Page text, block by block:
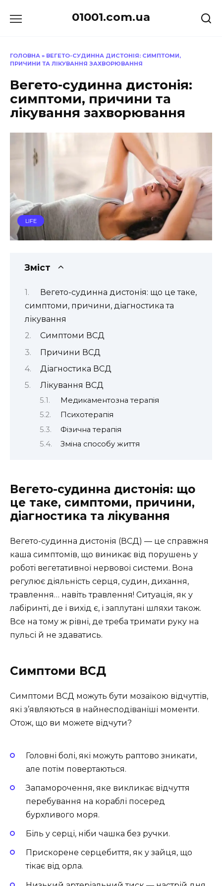
до
01001.com.ua
ГОЛОВНА » ВЕГЕТО-СУДИННА ДИСТОНІЯ: СИМПТОМИ,
ПРИЧИНИ ТА ЛІКУВАННЯ ЗАХВОРЮВАННЯ
Вегето-судинна дистонія:
симптоми, причини та
лікування захворювання
LIFE
Зміст
Вегето-судинна дистонія: що це таке,
симптоми, причини, діагностика та
лікування
Симптоми ВСД
Причини ВСД
Діагностика ВСД
Лікування ВСД
Медикаментозна терапія
Психотерапія
Фізична терапія
Зміна способу життя
Вегето-судинна дистонія: що
це таке, симптоми, причини,
діагностика та лікування
Вегето-судинна дистонія (ВСД) — це справжня
каша симптомів, що виникає від порушень у
роботі вегетативної нервової системи. Вона
регулює діяльність серця, судин, дихання,
травлення… навіть травлення! Ситуація, як у
лабіринті, де і вихід є, і заплутані шляхи також.
Все на тому ж рівні, де треба тримати руку на
пульсі й не здаватись.
Симптоми ВСД
Симптоми ВСД можуть бути мозаїкою відчуттів,
які з’являються в найнесподіваніші моменти.
Отож, що ви можете відчути?
Головні болі, які можуть раптово зникати,
але потім повертаються.
Запаморочення, яке викликає відчуття
перебування на кораблі посеред
бурхливого моря.
Біль у серці, ніби чашка без ручки.
Прискорене серцебиття, як у зайця, що
тікає від орла.